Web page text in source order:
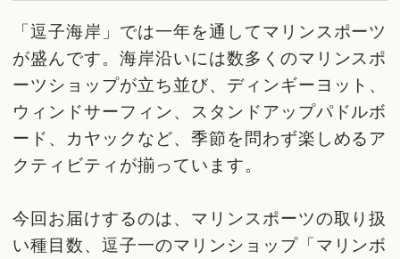
「逗子海岸」では一年を通してマリンスポーツ
が盛んです。海岸沿いには数多くのマリンスポ
ーツショップが立ち並び、ディンギーヨット、
ウィンドサーフィン、スタンドアップパドルボ
ード、カヤックなど、季節を問わず楽しめるア
クティビティが揃っています。
今回お届けするのは、マリンスポーツの取り扱
い種目数、逗子一のマリンショップ「マリンボ